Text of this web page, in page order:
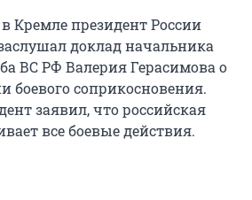
Кремле президент России
доклад начальника
ВС РФ Валерия Герасимова о
боевого соприкосновения.
заявил, что российская
все боевые действия.